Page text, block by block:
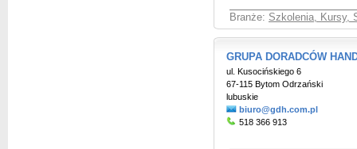
Branże: Szkolenia, Kursy,
GRUPA DORADCÓW
ul. Kusocińskiego 6
67-115 Bytom Odrzański
lubuskie
biuro@gdh.com.pl
518 366 913